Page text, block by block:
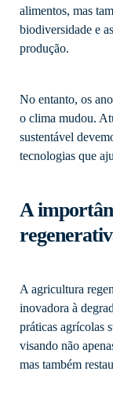
alimentos, mas
biodiversidade e
produção.
No entanto, os
o clima mudou.
sustentável
tecnologias que
A
A agricultura
inovadora à
práticas agrícolas
visando não
mas também